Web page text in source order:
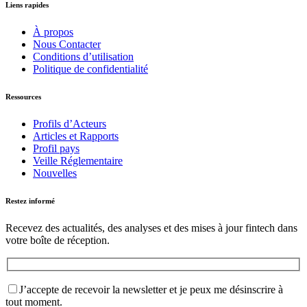
Liens rapides
À propos
Nous Contacter
Conditions d’utilisation
Politique de confidentialité
Ressources
Profils d’Acteurs
Articles et Rapports
Profil pays
Veille Réglementaire
Nouvelles
Restez informé
Recevez des actualités, des analyses et des mises à jour fintech dans
votre boîte de réception.
J’accepte de recevoir la newsletter et je peux me désinscrire à
tout moment.